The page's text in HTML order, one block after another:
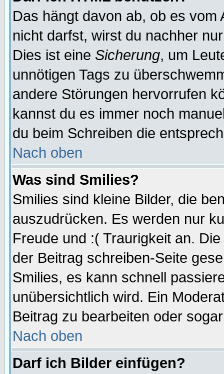
Das hängt davon ab, ob es
nicht darfst, wirst du nachher
Dies ist eine Sicherung, um
unnötigen Tags zu
andere Störungen hervorrufen
kannst du es immer noch
du beim Schreiben die
Nach oben
Was sind Smilies?
Smilies sind kleine Bilder, die
auszudrücken. Es werden nur
Freude und :( Traurigkeit an.
der Beitrag schreiben-Seite
Smilies, es kann schnell
unübersichtlich wird. Ein
Beitrag zu bearbeiten oder
Nach oben
Darf ich Bilder einfügen?